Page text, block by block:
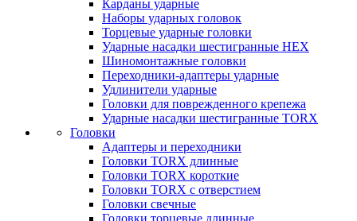
Карданы ударные
Наборы ударных головок
Торцевые ударные головки
Ударные насадки шестигранные HEX
Шиномонтажные головки
Переходники-адаптеры ударные
Удлинители ударные
Головки для поврежденного крепежа
Ударные насадки шестигранные TORX
Головки
Адаптеры и переходники
Головки TORX длинные
Головки TORX короткие
Головки TORX с отверстием
Головки свечные
Головки торцевые длинные